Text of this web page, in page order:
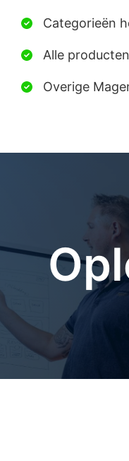
Categorieën
Alle
Overige